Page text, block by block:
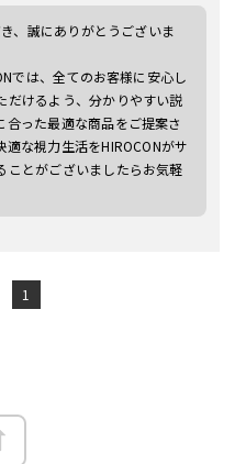
、誠にありがとうございま
では、全てのお客様に安心し
だけるよう、分かりやすい説
った最適な商品をご提案さ
な視力生活をHIROCONがサ
ことがございましたらお気軽
1